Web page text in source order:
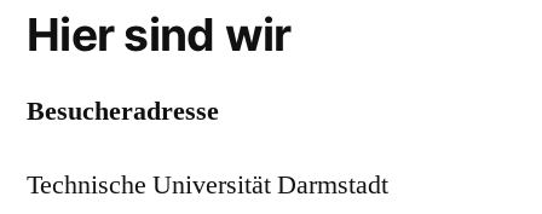
Hier sind wir
Besucheradresse
Technische Universität Darmstadt